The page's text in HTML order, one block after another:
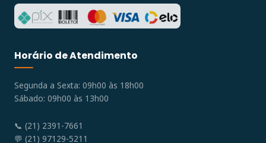
Horário de Atendimento
Segunda a Sexta: 09h00 às 18h00
Sábado: 09h00 às 13h00
📞 (21) 2391-7661
💬 (21) 97129-5211